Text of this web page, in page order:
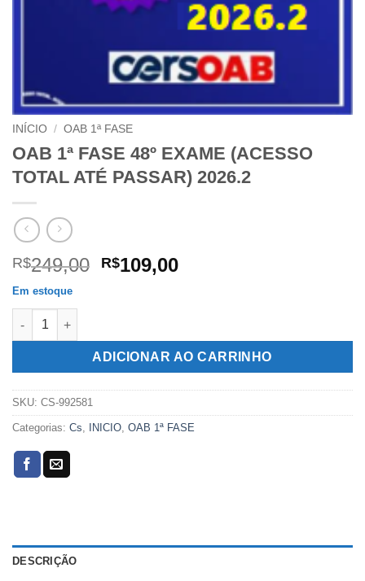
INÍCIO / OAB 1ª FASE
OAB 1ª FASE 48º EXAME (ACESSO
TOTAL ATÉ PASSAR) 2026.2
R$249,00 O
R$249,00.
R$109,00O
R$109,00.
Em estoque
OAB 1ª FASE 48º EXAME (ACESSO TOTAL ATÉ PASSAR)
ADICIONAR AO CARRINHO
SKU: CS-992581
Categorias: Cs, INICIO, OAB 1ª FASE
DESCRIÇÃO